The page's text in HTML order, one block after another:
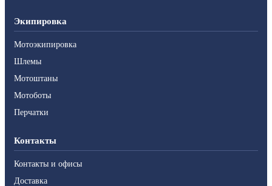
Экипировка
Мотоэкипировка
Шлемы
Мотоштаны
Мотоботы
Перчатки
Контакты
Контакты и офисы
Доставка